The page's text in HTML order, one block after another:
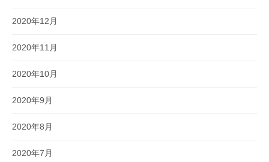
2020年12月
2020年11月
2020年10月
2020年9月
2020年8月
2020年7月